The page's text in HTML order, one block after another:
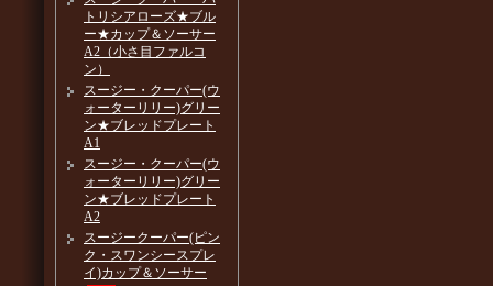
トリシアローズ★ブル
ー★カップ＆ソーサー
A2（小さ目ファルコ
ン）
スージー・クーパー(ウ
ォーターリリー)グリー
ン★ブレッドプレート
A1
スージー・クーパー(ウ
ォーターリリー)グリー
ン★ブレッドプレート
A2
スージークーパー(ピン
ク・スワンシースプレ
イ)カップ＆ソーサー